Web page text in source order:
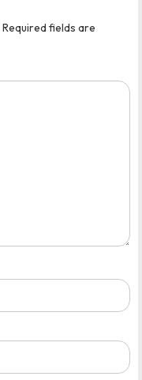
Required fields are